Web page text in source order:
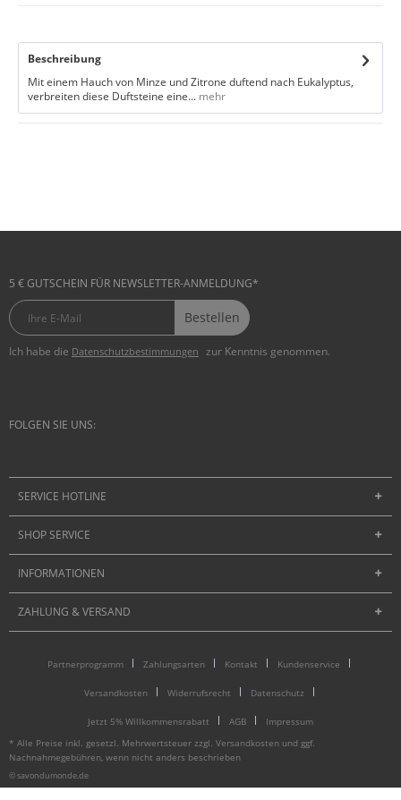
Beschreibung
Mit einem Hauch von Minze und Zitrone duftend nach Eukalyptus,
verbreiten diese Duftsteine eine... mehr
5 € GUTSCHEIN FÜR NEWSLETTER-ANMELDUNG*
Bestellen
Ich habe die Datenschutzbestimmungen zur Kenntnis genommen.
FOLGEN SIE UNS:
SERVICE HOTLINE
SHOP SERVICE
INFORMATIONEN
ZAHLUNG & VERSAND
Partnerprogramm Zahlungsarten Kontakt Kundenservice
Versandkosten Widerrufsrecht Datenschutz
Jetzt 5% Willkommensrabatt AGB
Impressum
* Alle Preise inkl. gesetzl. Mehrwertsteuer zzgl. Versandkosten und ggf.
Nachnahmegebühren, wenn nicht anders beschrieben
© savondumonde.de